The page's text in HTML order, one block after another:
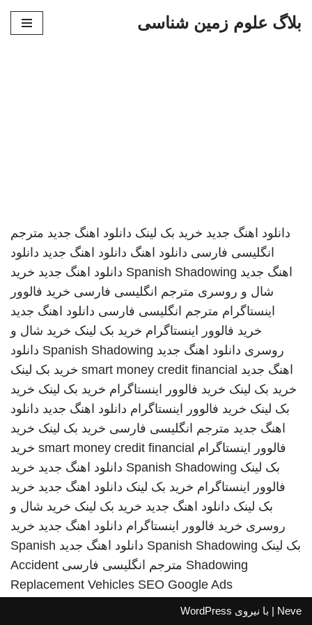
بلاگ علوم زمین شناسی
دانلود اهنگ جدید خرید بک لینک دانلود اهنگ جدید مترجم
انگلیسی فارسی دانلود اهنگ دانلود اهنگ جدید دانلود
اهنگ جدید Spanish Shadowing دانلود اهنگ جدید خرید
شال و روسری مترجم انگلیسی فارسی خرید فالوور
اینستاگرام مترجم انگلیسی فارسی دانلود اهنگ جدید
خرید فالوور اینستاگرام خرید بک لینک خرید شال و
روسری دانلود اهنگ جدید Spanish Shadowing دانلود
اهنگ جدید smart money credit financial خرید بک لینک
خرید بک لینک خرید فالوور اینستاگرام خرید بک لینک خرید
بک لینک خرید فالوور اینستاگرام دانلود اهنگ جدید دانلود
اهنگ جدید مترجم انگلیسی فارسی خرید بک لینک خرید
فالوور اینستاگرام smart money credit financial خرید
بک لینک Spanish Shadowing دانلود اهنگ جدید خرید
فالوور اینستاگرام خرید بک لینک دانلود اهنگ جدید خرید
بک لینک دانلود اهنگ جدید خرید بک لینک خرید شال و
روسری خرید فالوور اینستاگرام دانلود اهنگ جدید خرید
بک لینک Spanish Shadowing دانلود اهنگ جدید Spanish
Shadowing مترجم انگلیسی فارسی Accident
Replacement Vehicles SEO Google Ads
Neve | با نیروی WordPress